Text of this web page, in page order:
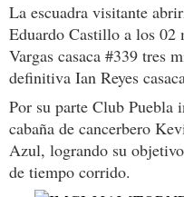
La escuadra visitante
Eduardo Castillo a los 02
Vargas casaca #339 tres
definitiva Ian Reyes
Por su parte Club Puebla
cabaña de cancerbero
Azul, logrando su
de tiempo corrido.